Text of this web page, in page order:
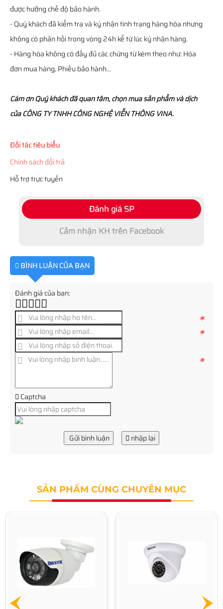
được hưởng chế độ bảo hành.
- Quý khách đã kiểm tra và ký nhận tình trạng hàng hóa nhưng
không có phản hồi trong vòng 24h kể từ lúc ký nhận hàng.
- Hàng hóa không có đầy đủ các chứng từ kèm theo như: Hóa
đơn mua hàng, Phiếu bảo hành…
Cám ơn Quý khách đã quan tâm, chọn mua sản phẩm và dịch
của CÔNG TY TNHH CÔNG NGHỆ VIỄN THÔNG VINA.
Đối tác tiêu biểu
Chính sách đổi trả
Hỗ trợ trực tuyến
Đánh giá SP
Cảm nhận KH trên Facebook
BÌNH LUẬN CỦA BẠN
Đánh giá của bạn:
*
*
*
Captcha
Gửi bình luận nhập lại
SẢN PHẨM CÙNG CHUYÊN MỤC
9413AIP
1.460.000 đ